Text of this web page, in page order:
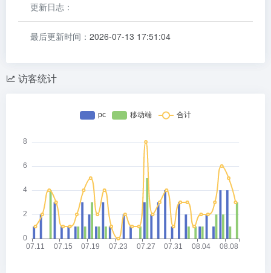
更新日志：
最后更新时间： 2026-07-13 17:51:04
访客统计